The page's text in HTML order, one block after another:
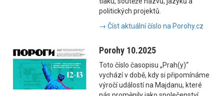
politických projektů.
→ Číst aktuální číslo na Porohy.cz
Porohy 10.2025
Toto číslo časopisu „Prah(y)“
vychází v době, kdy si připomínáme
výročí událostí na Majdanu, které